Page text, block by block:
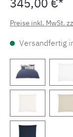
345,00 €*
Preise inkl. MwSt.
Versandfertig